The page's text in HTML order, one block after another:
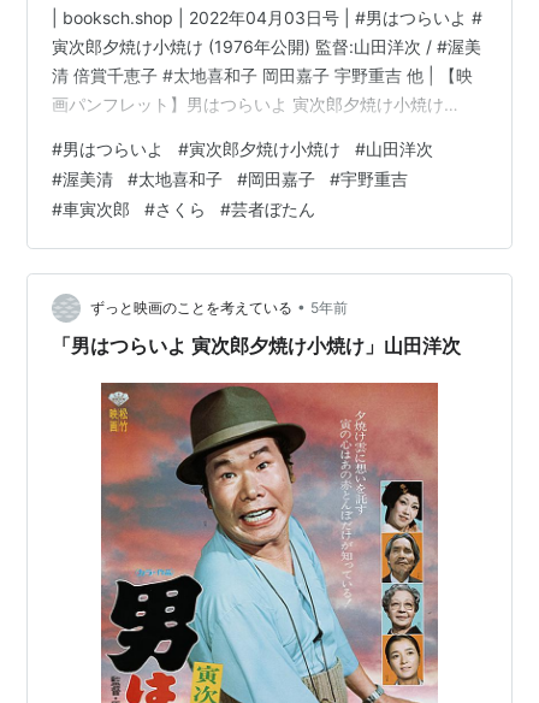
| booksch.shop | 2022年04月03日号 | #男はつらいよ #
寅次郎夕焼け小焼け (1976年公開) 監督:山田洋次 / #渥美
清 倍賞千恵子 #太地喜和子 岡田嘉子 宇野重吉 他 | 【映
画パンフレット】男はつらいよ 寅次郎夕焼け小焼け
和子 岡田嘉子 宇野重吉コンディション:※中古「良い」コ
ンディション説明文:[※古書][※良い]出品。[※1976年発行]
[※経年に準じた焼け有][※表紙に多少のスレ有][※経年の割
には良好な状態を…
#男はつらいよ #寅次郎夕焼け小焼け #山田洋次
#渥美清 #太地喜和子 #岡田嘉子 #宇野重吉
#車寅次郎 #さくら #芸者ぼたん
ずっと映画のことを考えている • 5年前
「男はつらいよ 寅次郎夕焼け小焼け」山田洋次